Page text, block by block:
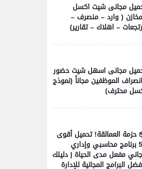
مجانى شيت اكسل
( وارد – منصرف –
– اهلاك – تقارير)
مجانى اسهل شيت حضور
الموظفين مجاناً (نموذج
محترف)
حزمة العمالقة! تحميل أقوى
50 برنامج محاسبي وإداري
مفعل مدى الحياة | دليلك
البرامج المجانية للإدارة